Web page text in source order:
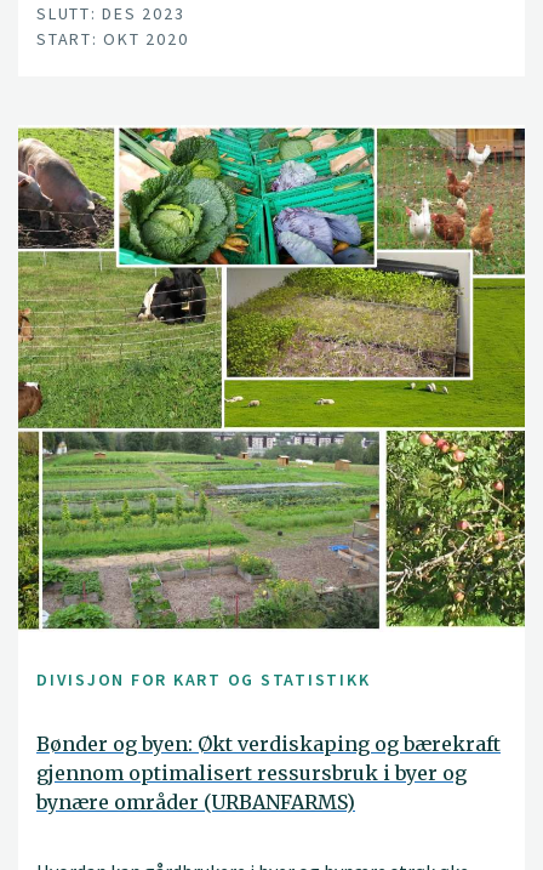
SLUTT: DES 2023
START: OKT 2020
DIVISJON FOR KART OG STATISTIKK
Bønder og byen: Økt verdiskaping og bærekraft
gjennom optimalisert ressursbruk i byer og
bynære områder (URBANFARMS)